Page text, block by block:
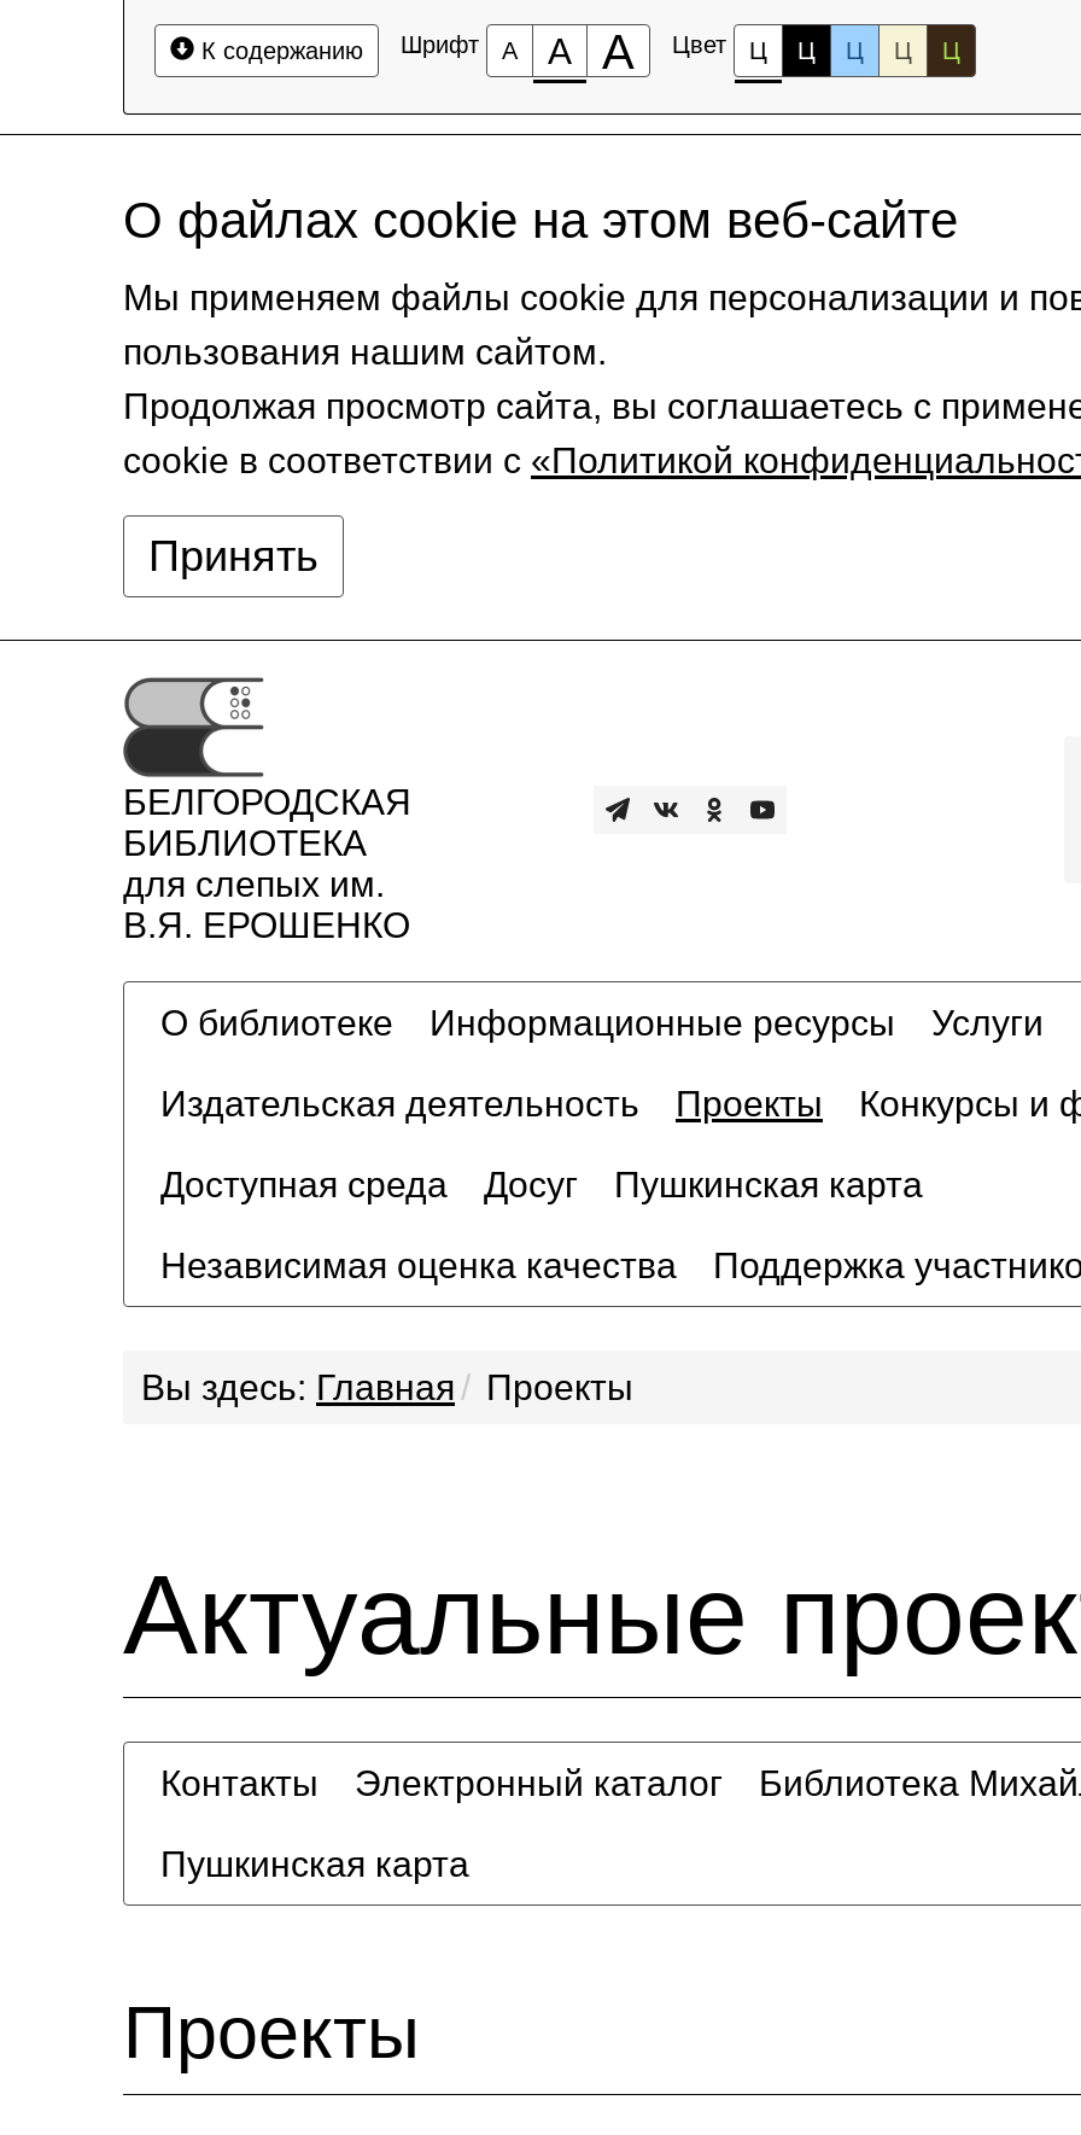
К содержанию Шрифт А А А Цвет Ц Ц Ц Ц Ц
О файлах cookie на этом веб-сайте
Мы применяем файлы cookie для персонализации и
пользования нашим сайтом.
Продолжая просмотр сайта, вы соглашаетесь с
cookie в соответствии с «Политикой
Принять
БЕЛГОРОДСКАЯ
БИБЛИОТЕКА
для слепых им.
В.Я. ЕРОШЕНКО
О библиотеке Информационные ресурсы Услуги
Издательская деятельность Проекты Конкурсы и
Доступная среда Досуг Пушкинская карта
Независимая оценка качества Поддержка
Вы здесь: Главная Проекты
Актуальные
Контакты Электронный каталог Библиотека
Пушкинская карта
Проекты